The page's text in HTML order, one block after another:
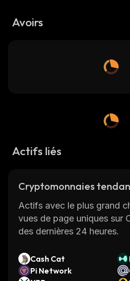
Avoirs
Actifs liés
Cryptomonnaies
Actifs avec le plus grand
vues de page uniques sur
des dernières 24 heures.
Cash Cat
Pi Network